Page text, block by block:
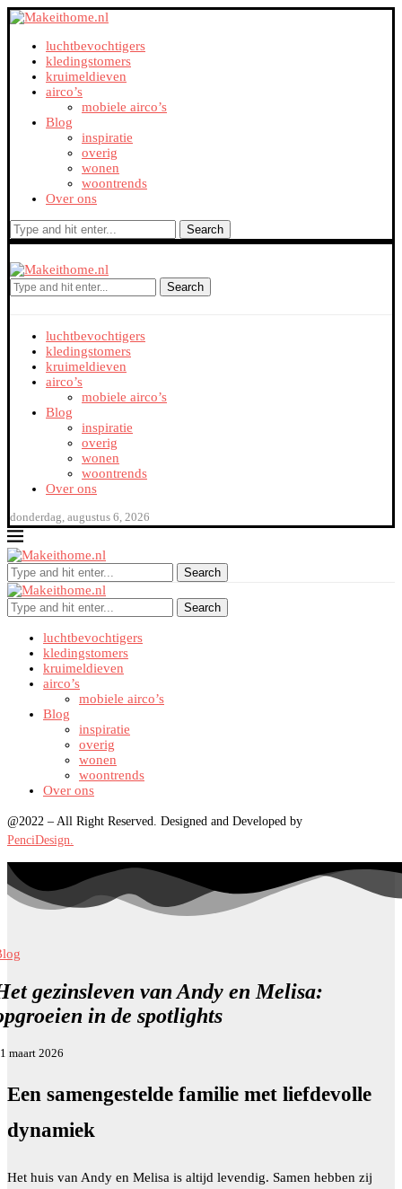
luchtbevochtigers
kledingstomers
kruimeldieven
airco’s
mobiele airco’s
Blog
inspiratie
overig
wonen
woontrends
Over ons
Search
Search
luchtbevochtigers
kledingstomers
kruimeldieven
airco’s
mobiele airco’s
Blog
inspiratie
overig
wonen
woontrends
Over ons
donderdag, augustus 6, 2026
Search
Search
luchtbevochtigers
kledingstomers
kruimeldieven
airco’s
mobiele airco’s
Blog
inspiratie
overig
wonen
woontrends
Over ons
@2022 – All Right Reserved. Designed and Developed by
PenciDesign.
gezinsleven van Andy en Melisa:
in de spotlights
maart 2026
Een samengestelde familie met liefdevolle
dynamiek
Het huis van Andy en Melisa is altijd levendig. Samen hebben zij